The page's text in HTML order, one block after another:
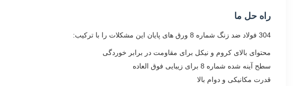
راه حل ما
304 فولاد ضد زنگ شماره 8 ورق های پایان این مشکلات را با ترکیب:
محتوای بالای کروم و نیکل برای مقاومت در برابر خوردگی
سطح آینه شده شماره 8 برای زیبایی فوق العاده
قدرت مکانیکی و دوام بالا